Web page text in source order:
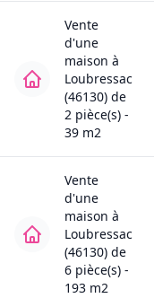
Vente
d'une
maison à
Loubressac
(46130) de
2 pièce(s) -
39 m2
Vente
d'une
maison à
Loubressac
(46130) de
6 pièce(s) -
193 m2